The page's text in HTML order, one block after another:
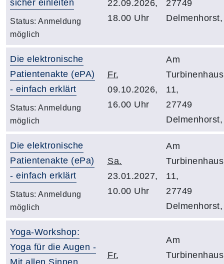
sicher einleiten
Status: Anmeldung
möglich
22.09.2026,
18.00 Uhr
27749
Delmenhorst,
Die elektronische
Patientenakte (ePA)
- einfach erklärt
Status: Anmeldung
möglich
Fr.
09.10.2026,
16.00 Uhr
Am
Turbinenhaus
11,
27749
Delmenhorst,
Die elektronische
Patientenakte (ePa)
- einfach erklärt
Status: Anmeldung
möglich
Sa.
23.01.2027,
10.00 Uhr
Am
Turbinenhaus
11,
27749
Delmenhorst,
Yoga-Workshop:
Yoga für die Augen -
Mit allen Sinnen
Fr.
Am
Turbinenhaus